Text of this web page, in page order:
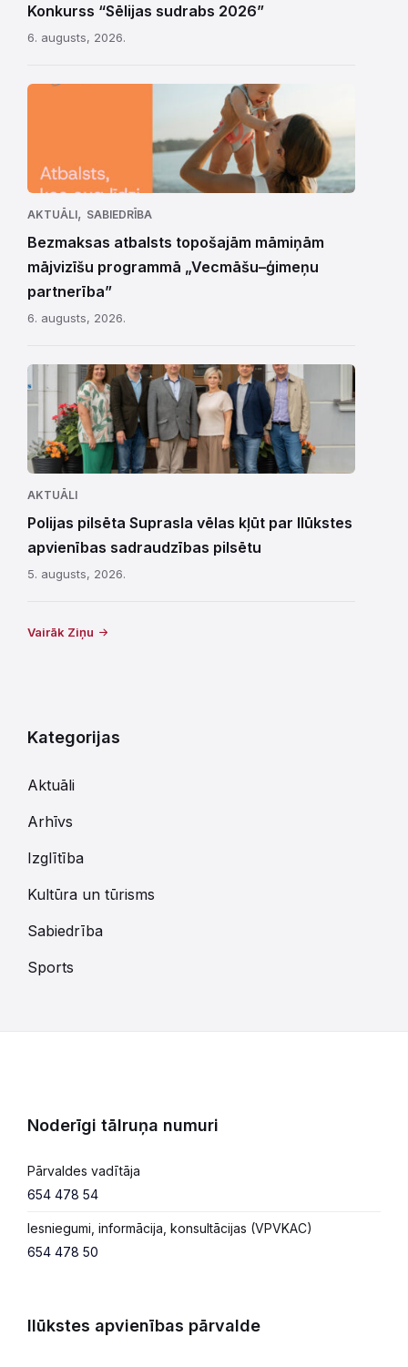
Konkurss “Sēlijas sudrabs 2026”
6. augusts, 2026.
AKTUĀLI, SABIEDRĪBA
Bezmaksas atbalsts topošajām māmiņām
mājvizīšu programmā „Vecmāšu–ģimeņu
partnerība”
6. augusts, 2026.
AKTUĀLI
Polijas pilsēta Suprasla vēlas kļūt par Ilūkstes
apvienības sadraudzības pilsētu
5. augusts, 2026.
Vairāk Ziņu
Kategorijas
Aktuāli
Arhīvs
Izglītība
Kultūra un tūrisms
Sabiedrība
Sports
Noderīgi tālruņa numuri
Pārvaldes vadītāja
654 478 54
Iesniegumi, informācija, konsultācijas (VPVKAC)
654 478 50
Ilūkstes apvienības pārvalde